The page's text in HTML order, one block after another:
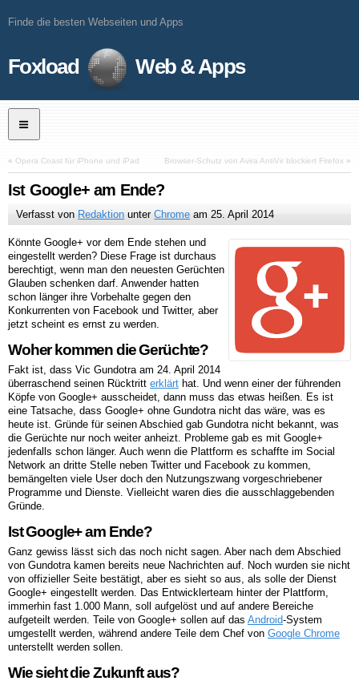
Finde die besten Webseiten und Apps
Foxload Web & Apps
« Opera Coast für iPhone und iPad Browser-Schutz von Avira AntiVir blockiert Firefox »
Ist Google+ am Ende?
Verfasst von Redaktion unterChrome am25. April 2014
Könnte Google+ vor dem Ende stehen und
eingestellt werden? Diese Frage ist durchaus
berechtigt, wenn man den neuesten Gerüchten
Glauben schenken darf. Anwender hatten
schon länger ihre Vorbehalte gegen den
Konkurrenten von Facebook und Twitter, aber
jetzt scheint es ernst zu werden.
Woher kommen die Gerüchte?
Fakt ist, dass Vic Gundotra am 24. April 2014
überraschend seinen Rücktritt erklärt hat. Und wenn einer der führenden
Köpfe von Google+ ausscheidet, dann muss das etwas heißen. Es ist
eine Tatsache, dass Google+ ohne Gundotra nicht das wäre, was es
heute ist. Gründe für seinen Abschied gab Gundotra nicht bekannt, was
die Gerüchte nur noch weiter anheizt. Probleme gab es mit Google+
jedenfalls schon länger. Auch wenn die Plattform es schaffte im Social
Network an dritte Stelle neben Twitter und Facebook zu kommen,
bemängelten viele User doch den Nutzungszwang vorgeschriebener
Programme und Dienste. Vielleicht waren dies die ausschlaggebenden
Gründe.
Ist Google+ am Ende?
Ganz gewiss lässt sich das noch nicht sagen. Aber nach dem Abschied
von Gundotra kamen bereits neue Nachrichten auf. Noch wurden sie nicht
von offizieller Seite bestätigt, aber es sieht so aus, als solle der Dienst
Google+ eingestellt werden. Das Entwicklerteam hinter der Plattform,
immerhin fast 1.000 Mann, soll aufgelöst und auf andere Bereiche
aufgeteilt werden. Teile von Google+ sollen auf das Android-System
umgestellt werden, während andere Teile dem Chef von Google Chrome
unterstellt werden sollen.
Wie sieht die Zukunft aus?